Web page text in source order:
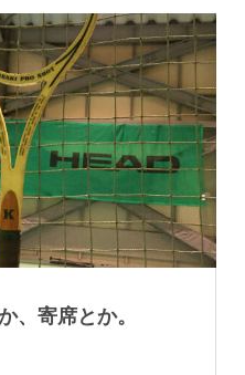
、寄席とか。